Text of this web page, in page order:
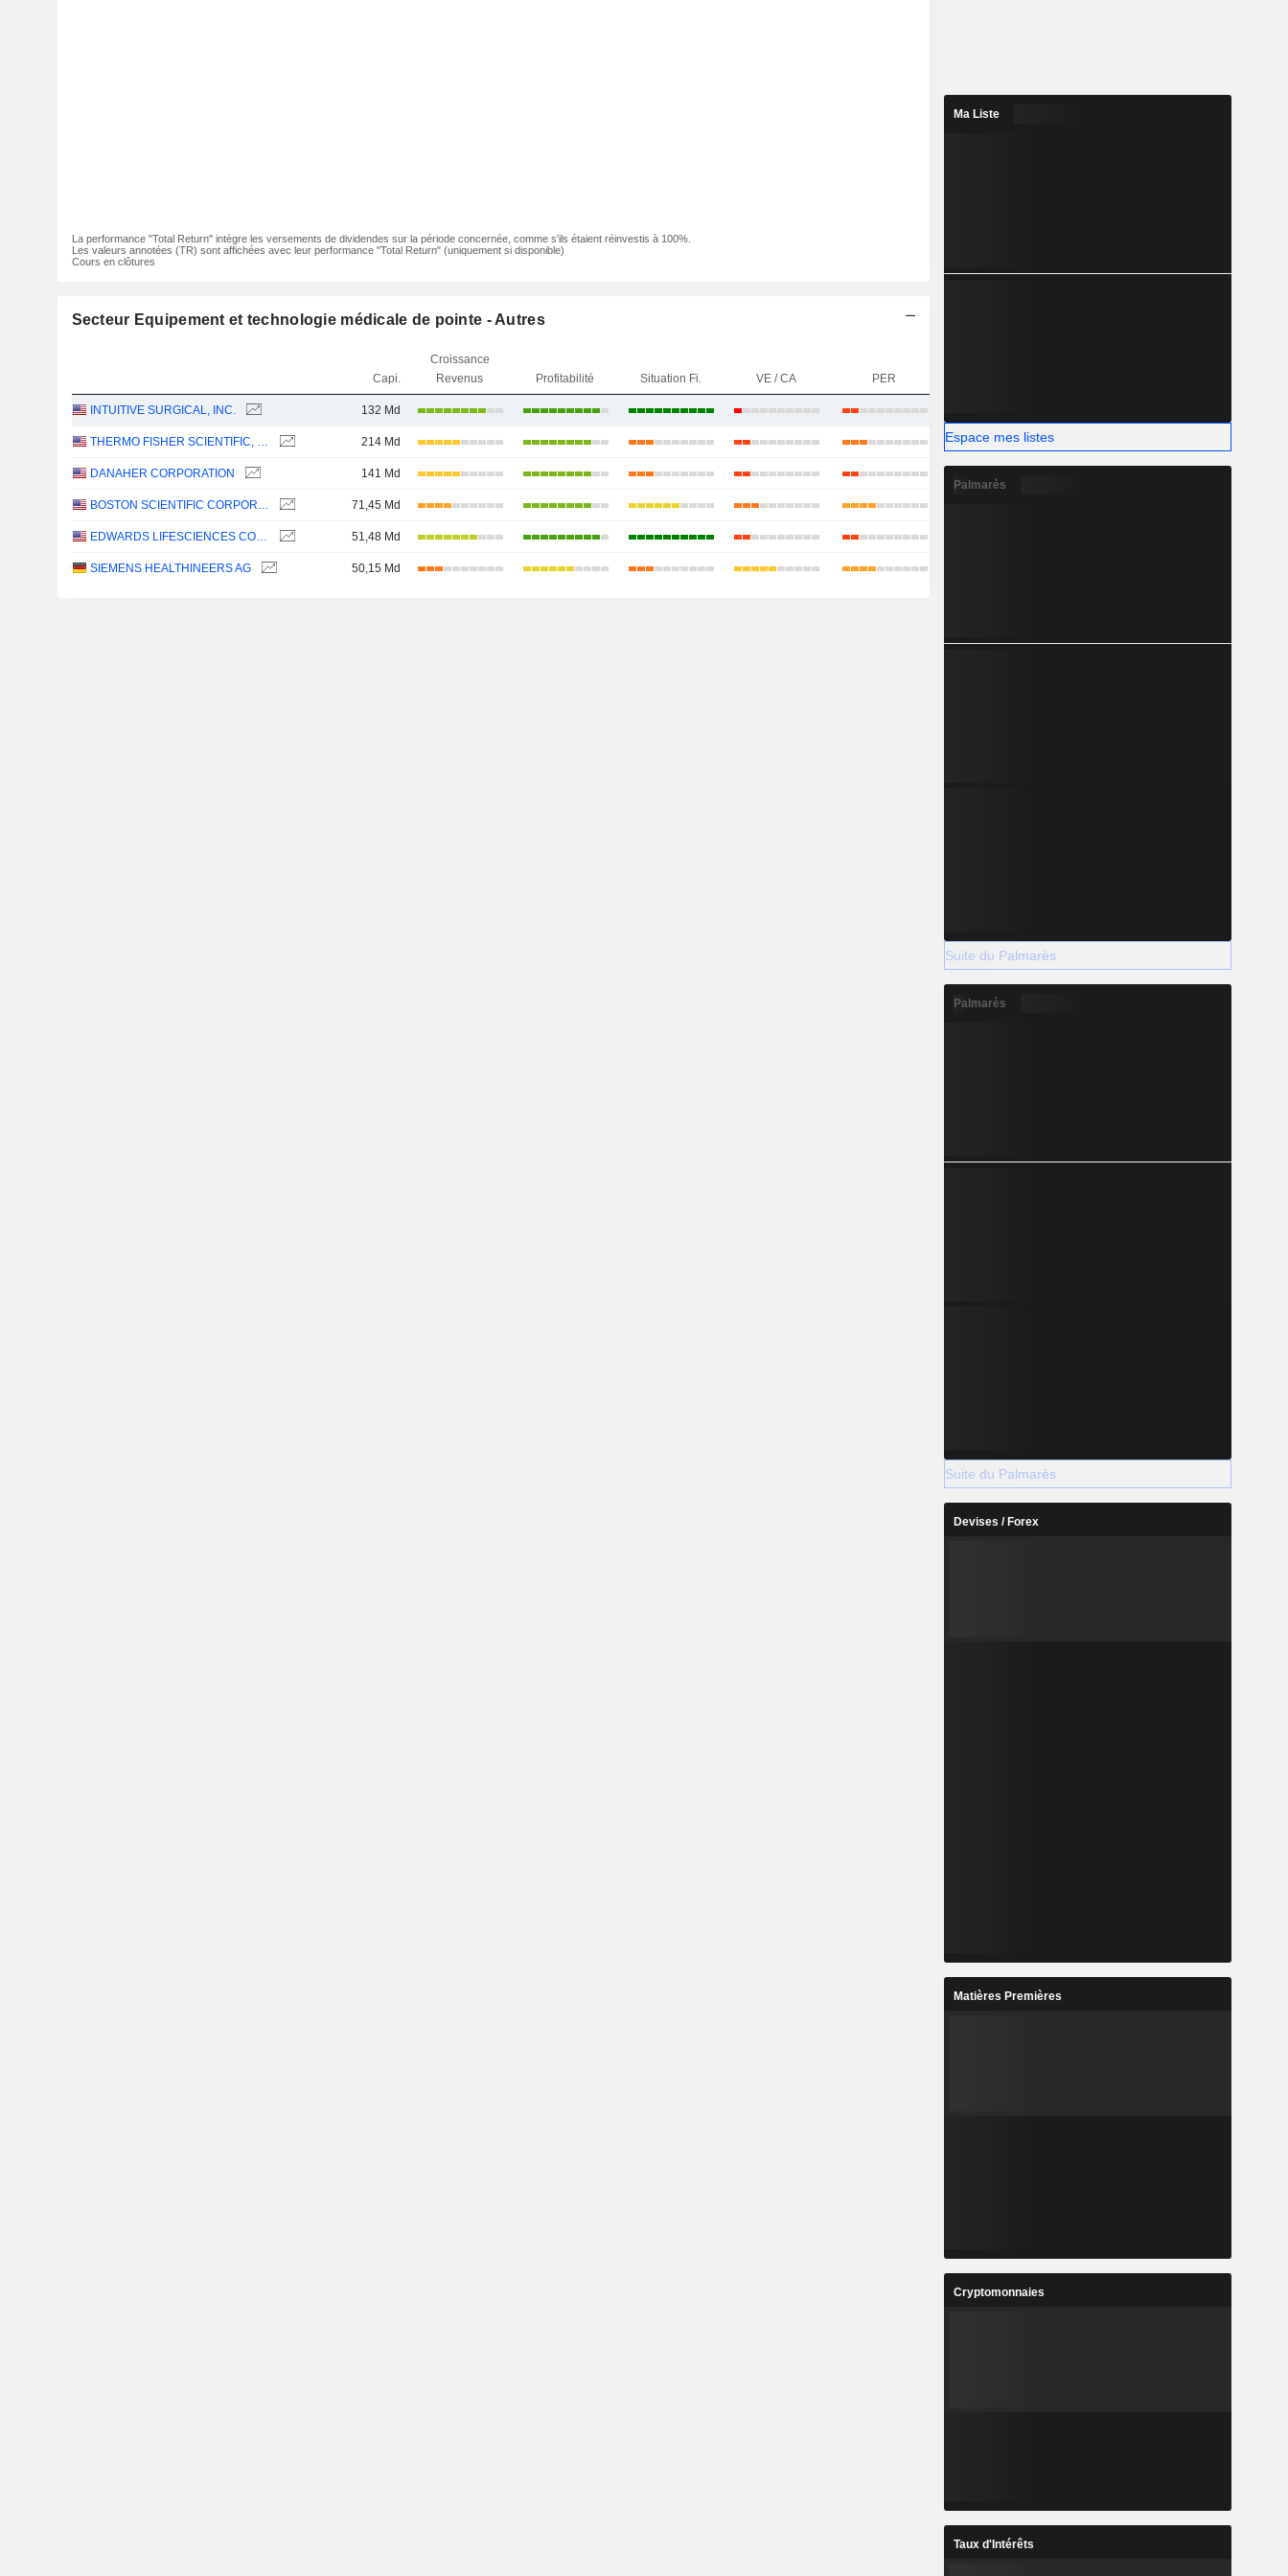
La performance "Total Return" intègre les versements de dividendes sur la période concernée, comme s'ils étaient réinvestis à 100%.
Les valeurs annotées (TR) sont affichées avec leur performance "Total Return" (uniquement si disponible)
Cours en clôtures
Secteur Equipement et technologie médicale de pointe - Autres
Capi.
Croissance
Revenus
Profitabilité Situation Fi. VE / CA PER
INTUITIVE SURGICAL, INC. 132 Md
THERMO FISHER SCIENTIFIC, INC. 214 Md
DANAHER CORPORATION 141 Md
BOSTON SCIENTIFIC CORPORATION 71,45 Md
EDWARDS LIFESCIENCES CORPORATION 51,48 Md
SIEMENS HEALTHINEERS AG 50,15 Md
Ma Liste
Espace mes listes
Palmarès
Suite du Palmarès
Palmarès
Suite du Palmarès
Devises / Forex
Matières Premières
Cryptomonnaies
Taux d'Intérêts